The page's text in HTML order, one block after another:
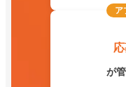
ア
が